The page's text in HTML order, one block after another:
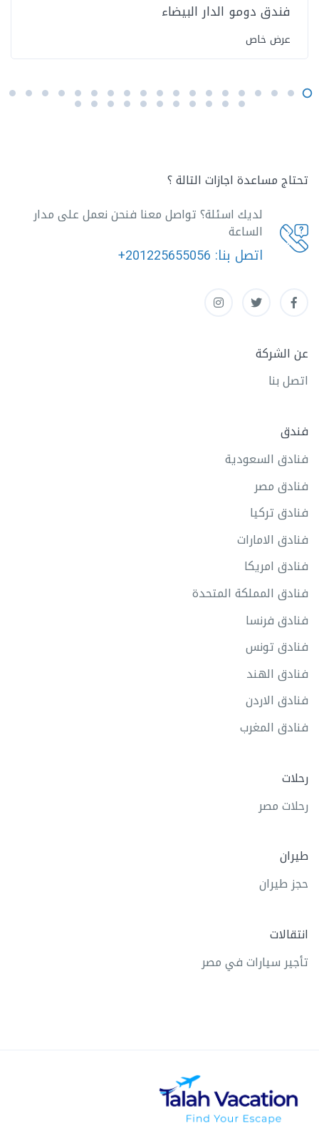
فندق دومو الدار البيضاء
عرض خاص
تحتاج مساعدة اجازات التالة ؟
لديك اسئلة؟ تواصل معنا فنحن نعمل على مدار
الساعة
اتصل بنا: +201225655056
عن الشركة
اتصل بنا
فندق
فنادق السعودية
فنادق مصر
فنادق تركيا
فنادق الامارات
فنادق امريكا
فنادق المملكة المتحدة
فنادق فرنسا
فنادق تونس
فنادق الهند
فنادق الاردن
فنادق المغرب
رحلات
رحلات مصر
طيران
حجز طيران
انتقالات
تأجير سيارات في مصر